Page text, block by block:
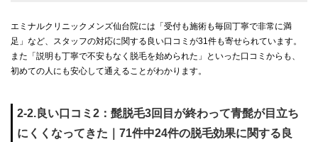
エミナルクリニックメンズ仙台院には「受付も施術も毎回丁寧で非常に満
足」など、スタッフの対応に関する良い口コミが31件も寄せられています。
また「説明も丁寧で不安もなく脱毛を始められた」といった口コミからも、
初めての人にも安心して通えることがわかります。
2-2.良い口コミ2：髭脱毛3回目が終わって青髭が目立ち
にくくなってきた｜71件中24件の脱毛効果に関する良